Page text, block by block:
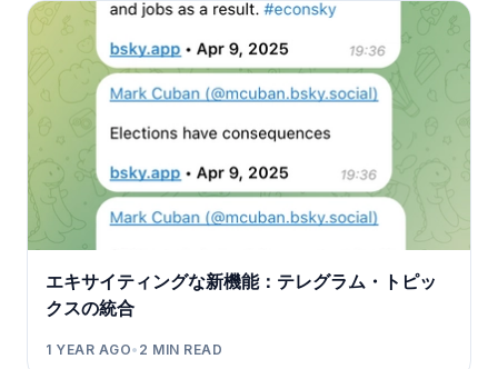
エキサイティングな新機能：テレグラム・トピッ
クスの統合
1 YEAR AGO• 2 MIN READ